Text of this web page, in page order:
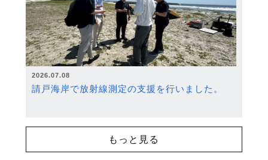
2026.07.08
請戸海岸で放射線測定の支援を行いました。
もっと見る